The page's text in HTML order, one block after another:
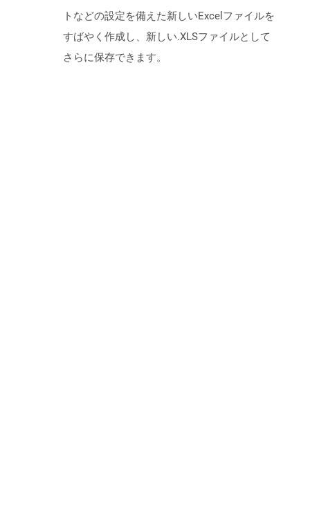
トなどの設定を備えた新しいExcelファイルを
すばやく作成し、新しい.XLSファイルとして
さらに保存できます。